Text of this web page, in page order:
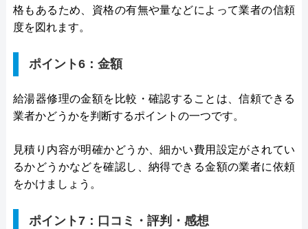
格もあるため、資格の有無や量などによって業者の信頼
度を図れます。
ポイント6：金額
給湯器修理の金額を比較・確認することは、信頼できる
業者かどうかを判断するポイントの一つです。
見積り内容が明確かどうか、細かい費用設定がされてい
るかどうかなどを確認し、納得できる金額の業者に依頼
をかけましょう。
ポイント7：口コミ・評判・感想